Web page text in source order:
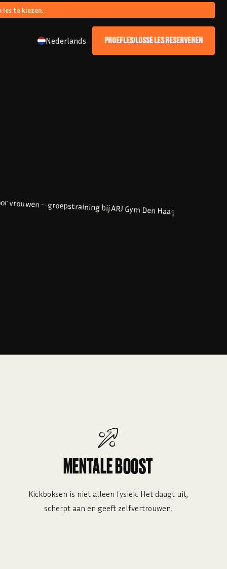
les te kiezen.
Nederlands PROEFLES/LOSSE LES RESERVEREN
MENTALE BOOST
Kickboksen is niet alleen fysiek. Het daagt uit,
scherpt aan en geeft zelfvertrouwen.